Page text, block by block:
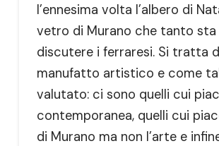
l’ennesima volta l’albero di
vetro di Murano che tanto sta
discutere i ferraresi. Si tratta
manufatto artistico e come
valutato: ci sono quelli cui
contemporanea, quelli cui
di Murano ma non l’arte e